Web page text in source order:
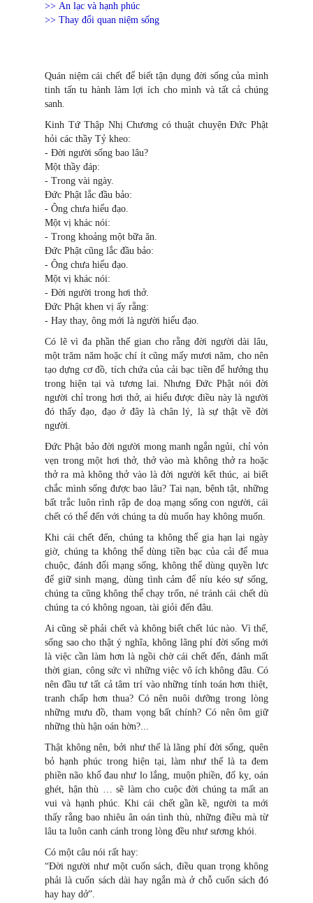
>> An lạc và hạnh phúc
>> Thay đổi quan niệm sống
Quán niệm cái chết để biết tận dụng đời sống của mình
tinh tấn tu hành làm lợi ích cho mình và tất cả chúng
sanh.
Kinh Tứ Thập Nhị Chương có thuật chuyện Đức Phật
hỏi các thầy Tỷ kheo:
- Đời người sống bao lâu?
Một thầy đáp:
- Trong vài ngày.
Đức Phật lắc đầu bảo:
- Ông chưa hiểu đạo.
Một vị khác nói:
- Trong khoảng một bữa ăn.
Đức Phật cũng lắc đầu bảo:
- Ông chưa hiểu đạo.
Một vị khác nói:
- Đời người trong hơi thở.
Đức Phật khen vị ấy rằng:
- Hay thay, ông mới là người hiểu đạo.
Có lẽ vì đa phần thế gian cho rằng đời người dài lâu,
một trăm năm hoặc chí ít cũng mấy mươi năm, cho nên
tạo dựng cơ đồ, tích chứa của cải bạc tiền để hưởng thụ
trong hiện tại và tương lai. Nhưng Đức Phật nói đời
người chỉ trong hơi thở, ai hiểu được điều này là người
đó thấy đạo, đạo ở đây là chân lý, là sự thật về đời
người.
Đức Phật bảo đời người mong manh ngắn ngủi, chỉ vỏn
vẹn trong một hơi thở, thở vào mà không thở ra hoặc
thở ra mà không thở vào là đời người kết thúc, ai biết
chắc mình sống được bao lâu? Tai nạn, bệnh tật, những
bất trắc luôn rình rập đe doạ mạng sống con người, cái
chết có thể đến với chúng ta dù muốn hay không muốn.
Khi cái chết đến, chúng ta không thể gia hạn lại ngày
giờ, chúng ta không thể dùng tiền bạc của cải để mua
chuộc, đánh đổi mạng sống, không thể dùng quyền lực
để giữ sinh mạng, dùng tình cảm để níu kéo sự sống,
chúng ta cũng không thể chạy trốn, né tránh cái chết dù
chúng ta có không ngoan, tài giỏi đến đâu.
Ai cũng sẽ phải chết và không biết chết lúc nào. Vì thế,
sống sao cho thật ý nghĩa, không lãng phí đời sống mới
là việc cần làm hơn là ngồi chờ cái chết đến, đánh mất
thời gian, công sức vì những việc vô ích không đâu. Có
nên đầu tư tất cả tâm trí vào những tính toán hơn thiệt,
tranh chấp hơn thua? Có nên nuôi dưỡng trong lòng
những mưu đồ, tham vọng bất chính? Có nên ôm giữ
những thù hận oán hờn?...
Thật không nên, bởi như thế là lãng phí đời sống, quên
bỏ hạnh phúc trong hiện tại, làm như thế là ta đem
phiền não khổ đau như lo lắng, muộn phiền, đố kỵ, oán
ghét, hận thù … sẽ làm cho cuộc đời chúng ta mất an
vui và hạnh phúc. Khi cái chết gần kề, người ta mới
thấy rằng bao nhiêu ân oán tình thù, những điều mà từ
lâu ta luôn canh cánh trong lòng đều như sương khói.
Có một câu nói rất hay:
“Đời người như một cuốn sách, điều quan trọng không
phải là cuốn sách dài hay ngắn mà ở chỗ cuốn sách đó
hay hay dở”.